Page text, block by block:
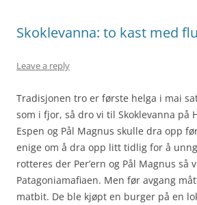
Skoklevanna: to kast med
Leave a reply
Tradisjonen tro er første helga i mai
som i fjor, så dro vi til Skoklevanna på
Espen og Pål Magnus skulle dra opp
enige om å dra opp litt tidlig for å
rotteres der Per’ern og Pål Magnus så
Patagoniamafiaen. Men før avgang
matbit. De ble kjøpt en burger på en